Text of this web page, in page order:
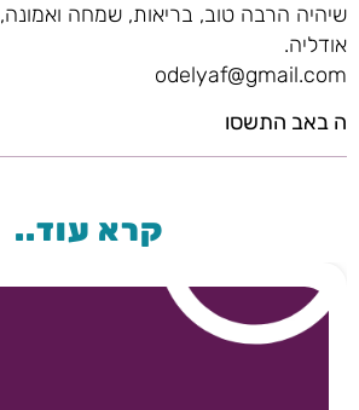
שיהיה הרבה טוב, בריאות, שמחה ואמונה,
אודליה.
odelyaf@gmail.com
ה באב התשסו
קרא עוד..